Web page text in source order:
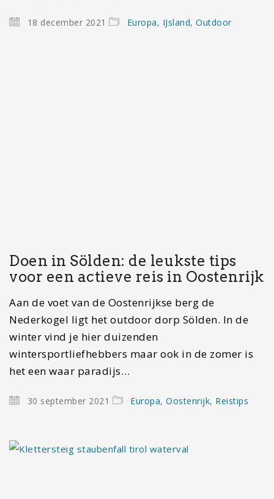
18 december 2021 Europa, IJsland, Outdoor
Doen in Sölden: de leukste tips
voor een actieve reis in Oostenrijk
Aan de voet van de Oostenrijkse berg de
Nederkogel ligt het outdoor dorp Sölden. In de
winter vind je hier duizenden
wintersportliefhebbers maar ook in de zomer is
het een waar paradijs…
30 september 2021 Europa, Oostenrijk, Reistips